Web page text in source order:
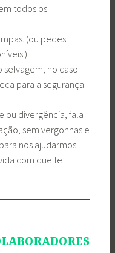
todos os
(ou pedes
no caso
para a segurança
ou divergência, fala
sem vergonhas e
nos ajudarmos.
com que te